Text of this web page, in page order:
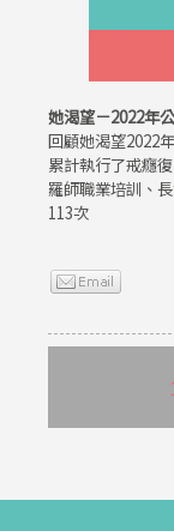
她渴望－2022年
回顧她渴望2022
累計執行了戒癮
羅師職業培訓、
113次